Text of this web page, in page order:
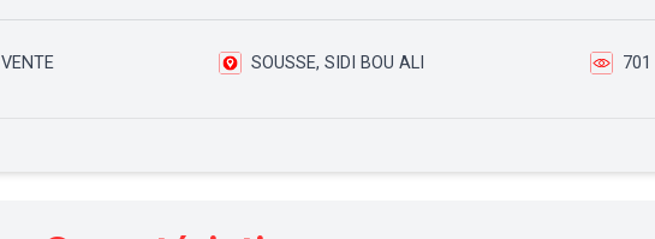
VENTE SOUSSE, SIDI BOU ALI